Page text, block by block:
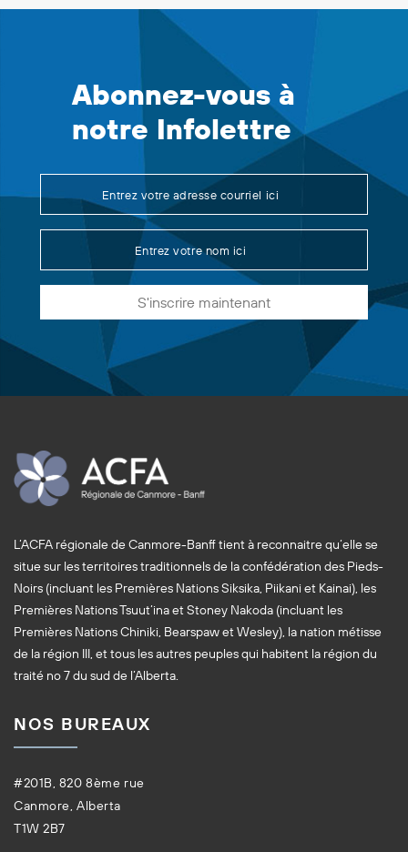
Abonnez-vous à
notre Infolettre
S'inscrire maintenant
L’ACFA régionale de Canmore-Banff tient à reconnaitre qu’elle se
situe sur les territoires traditionnels de la confédération des Pieds-
Noirs (incluant les Premières Nations Siksika, Piikani et Kainai), les
Premières Nations Tsuut’ina et Stoney Nakoda (incluant les
Premières Nations Chiniki, Bearspaw et Wesley), la nation métisse
de la région III, et tous les autres peuples qui habitent la région du
traité no 7 du sud de l’Alberta.
NOS BUREAUX
#201B, 820 8ème rue
Canmore, Alberta
T1W 2B7